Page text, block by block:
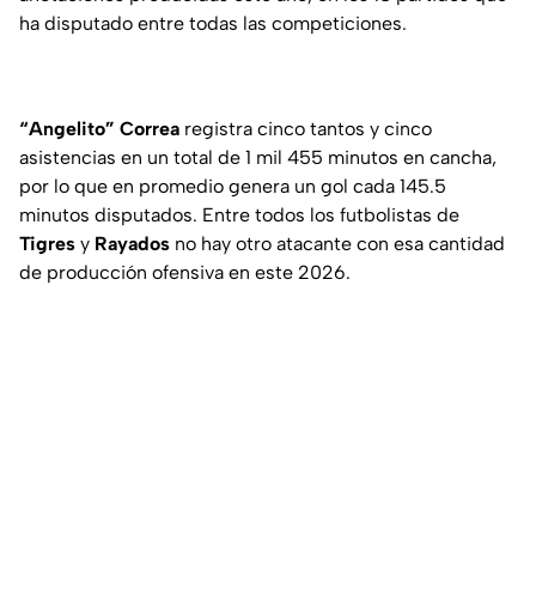
ha disputado entre todas las competiciones.
“Angelito” Correa registra cinco tantos y cinco
asistencias en un total de 1 mil 455 minutos en cancha,
por lo que en promedio genera un gol cada 145.5
minutos disputados. Entre todos los futbolistas de
Tigres y Rayados no hay otro atacante con esa cantidad
de producción ofensiva en este 2026.